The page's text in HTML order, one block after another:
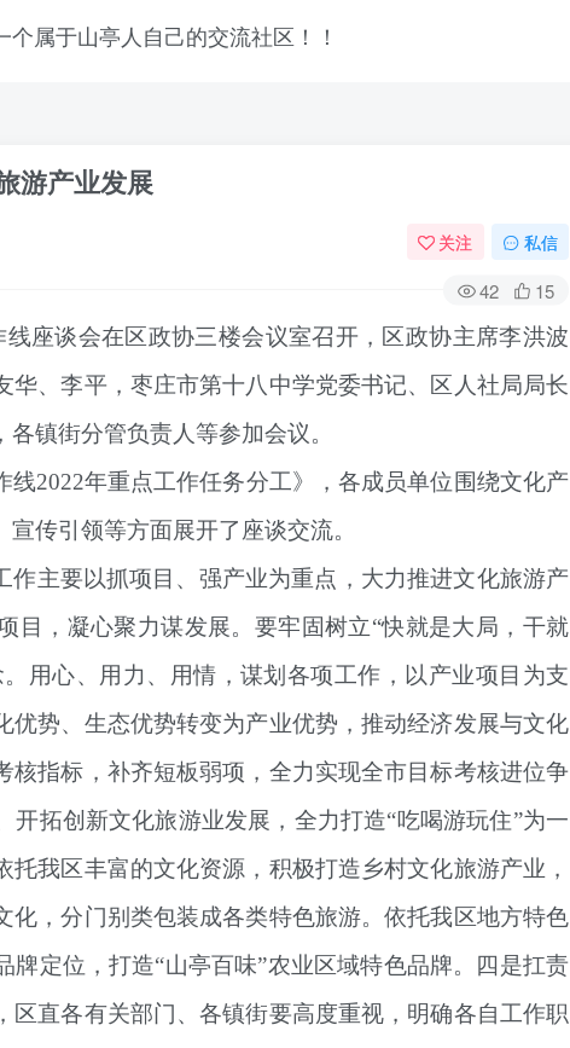
游产业发展
关注 私信
42
15
座谈会在区政协三楼会议室召开，区政协主席李洪波
华、李平，枣庄市第十八中学党委书记、区人社局局长
镇街分管负责人等参加会议。
2022年重点工作任务分工》，各成员单位围绕文化产
传引领等方面展开了座谈交流。
作主要以抓项目、强产业为重点，大力推进文化旅游产
目，凝心聚力谋发展。要牢固树立“快就是大局，干就
用心、用力、用情，谋划各项工作，以产业项目为支
优势、生态优势转变为产业优势，推动经济发展与文化
核指标，补齐短板弱项，全力实现全市目标考核进位争
开拓创新文化旅游业发展，全力打造“吃喝游玩住”为一
我区丰富的文化资源，积极打造乡村文化旅游产业，
化，分门别类包装成各类特色旅游。依托我区地方特色
定位，打造“山亭百味”农业区域特色品牌。四是扛责
区直各有关部门、各镇街要高度重视，明确各自工作职